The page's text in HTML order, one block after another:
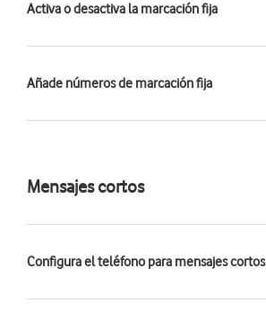
Activa o desactiva la marcación fija
Añade números de marcación fija
Mensajes cortos
Configura el teléfono para mensajes cortos